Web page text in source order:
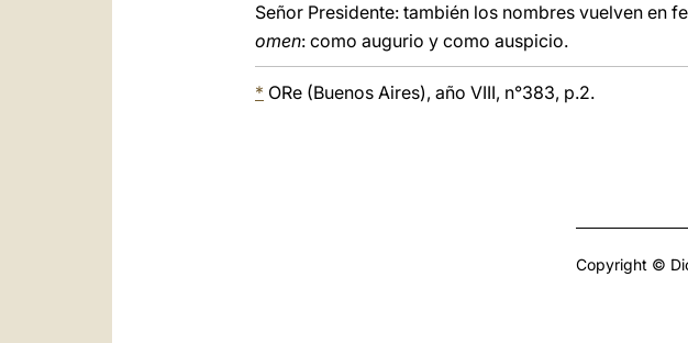
Señor Presidente: también los nombres vuelven en
omen: como augurio y como auspicio.
* ORe (Buenos Aires), año VIII, n°383, p.2.
Copyright ©